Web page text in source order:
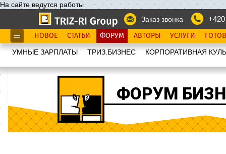
На сайте ведутся работы
Заказ звонка
НОВОЕ СТАТЬИ ФОРУМ АВТОРЫ УСЛУГИ
УМНЫЕ ЗАРПЛАТЫ ТРИЗ.БИЗНЕС КОРПОРАТИВНАЯ
ФОРУМ